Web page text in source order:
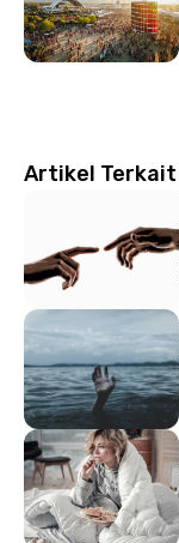
Artikel Terkait